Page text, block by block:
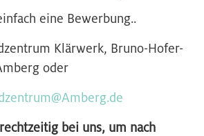
eine Bewerbung..
Klärwerk, Bruno-Hofer-
oder
bei uns, um nach